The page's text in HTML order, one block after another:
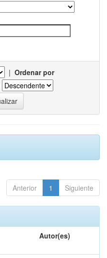
| Ordenar por
Anterior 1 Siguiente
Autor(es)